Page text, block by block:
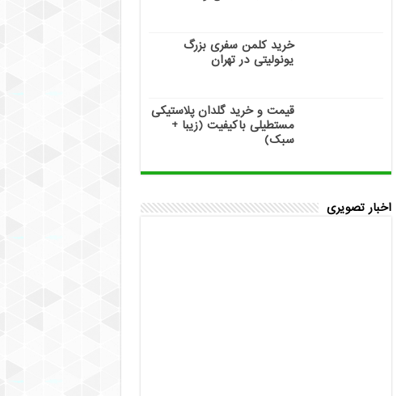
خرید کلمن سفری بزرگ
یونولیتی در تهران
قیمت و خرید گلدان پلاستیکی
مستطیلی باکیفیت (زیبا +
سبک)
اخبار تصویری